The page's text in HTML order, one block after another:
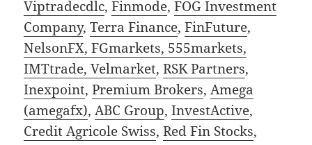
Viptradecdlc,Finmode,FOG Investment
Company,Terra Finance,FinFuture,
NelsonFX, FGmarkets, 555markets,
IMTtrade, Velmarket,RSK Partners,
Inexpoint,Premium Brokers,Amega
(amegafx),ABC Group,InvestActive,
Credit Agricole Swiss,Red Fin Stocks,